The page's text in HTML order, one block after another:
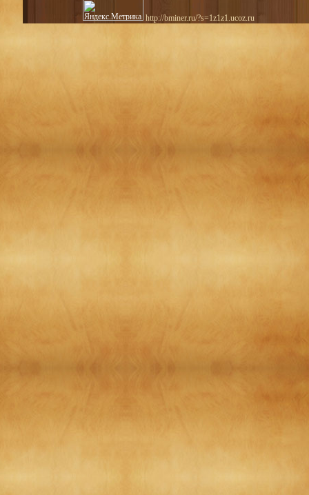
http://bminer.ru/?s=1z1z1.ucoz.ru